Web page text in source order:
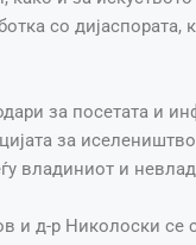
со
за посетата и
за
владиниот и
и д-р Николоски се